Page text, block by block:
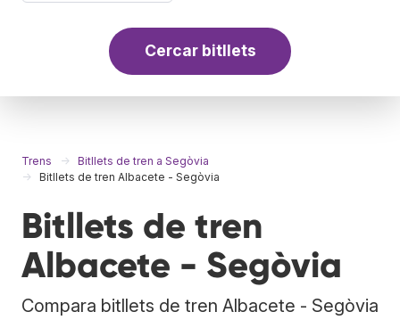
Cercar bitllets
Trens
Bitllets de tren a Segòvia
Bitllets de tren Albacete - Segòvia
Bitllets de tren
Albacete - Segòvia
Compara bitllets de tren Albacete - Segòvia